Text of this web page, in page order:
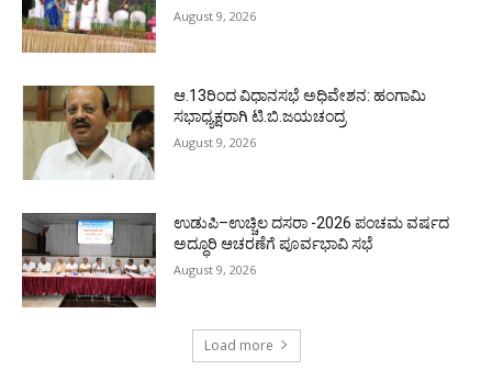
August 9, 2026
ಆ.13ರಿಂದ ವಿಧಾನಸಭೆ ಅಧಿವೇಶನ: ಹಂಗಾಮಿ
ಸಭಾಧ್ಯಕ್ಷರಾಗಿ ಟಿ.ಬಿ.ಜಯಚಂದ್ರ
August 9, 2026
ಉಡುಪಿ–ಉಚ್ಚಿಲ ದಸರಾ -2026 ಪಂಚಮ ವರ್ಷದ
ಅದ್ಧೂರಿ ಆಚರಣೆಗೆ ಪೂರ್ವಭಾವಿ ಸಭೆ
August 9, 2026
Load more